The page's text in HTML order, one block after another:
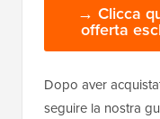
→ Clicca
offerta
Dopo aver
seguire la nostra